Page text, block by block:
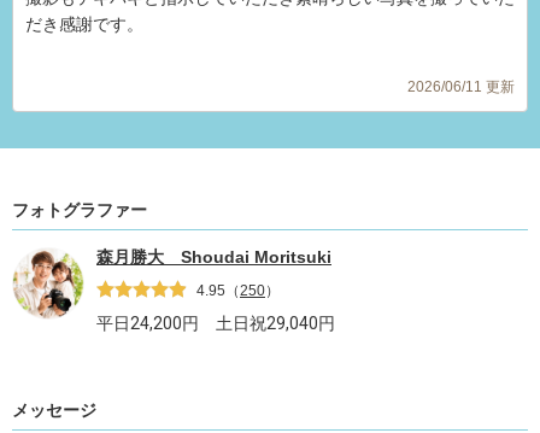
だき感謝です。
2026/06/11 更新
フォトグラファー
森月勝大 Shoudai Moritsuki
4.95 （250）
平日24,200円 土日祝29,040円
メッセージ